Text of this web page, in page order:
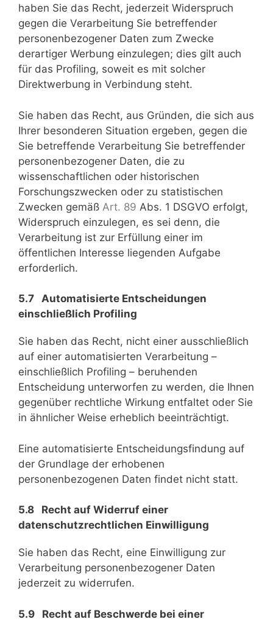
haben Sie das Recht, jederzeit Widerspruch
gegen die Verarbeitung Sie betreffender
personenbezogener Daten zum Zwecke
derartiger Werbung einzulegen; dies gilt auch
für das Profiling, soweit es mit solcher
Direktwerbung in Verbindung steht.
Sie haben das Recht, aus Gründen, die sich aus
Ihrer besonderen Situation ergeben, gegen die
Sie betreffende Verarbeitung Sie betreffender
personenbezogener Daten, die zu
wissenschaftlichen oder historischen
Forschungszwecken oder zu statistischen
Zwecken gemäß Art. 89 Abs. 1 DSGVO erfolgt,
Widerspruch einzulegen, es sei denn, die
Verarbeitung ist zur Erfüllung einer im
öffentlichen Interesse liegenden Aufgabe
erforderlich.
5.7 Automatisierte Entscheidungen
einschließlich Profiling
Sie haben das Recht, nicht einer ausschließlich
auf einer automatisierten Verarbeitung –
einschließlich Profiling – beruhenden
Entscheidung unterworfen zu werden, die Ihnen
gegenüber rechtliche Wirkung entfaltet oder Sie
in ähnlicher Weise erheblich beeinträchtigt.
Eine automatisierte Entscheidungsfindung auf
der Grundlage der erhobenen
personenbezogenen Daten findet nicht statt.
5.8 Recht auf Widerruf einer
datenschutzrechtlichen Einwilligung
Sie haben das Recht, eine Einwilligung zur
Verarbeitung personenbezogener Daten
jederzeit zu widerrufen.
5.9 Recht auf Beschwerde bei einer